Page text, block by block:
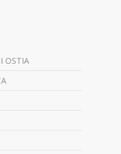
OSTIA